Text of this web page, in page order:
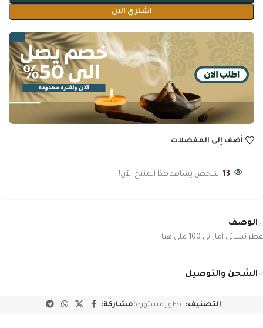
اشتري الآن
أضف إلى المفضلات
13 شخص يشاهد هذا المنتج الآن!
الوصف
عطر نسائى اماراتى 100 ملى هيا
الشحن والتوصيل
التصنيف: عطور مستوردةمشاركة: